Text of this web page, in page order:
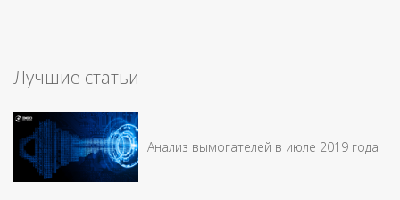
Лучшие статьи
Анализ вымогателей в июле 2019 года